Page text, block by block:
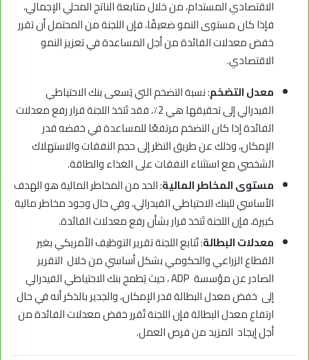
الاقتصادي المستدام، من خلال متابعة الناتج المحلي الإجمالي،
فإذا كان مستوى النمو ضعيفًا، فإن اللجنة من المحتمل أن تقرر
خفض معدلات الفائدة من أجل المساعدة في تعزيز النمو
الاقتصادي.
معدل التضخم: نسبة التضخم التي يَسعى بنك الاحتياطي
الفيدرالي إلى تحقيقها هي 2٪، فقد تَتخذ اللجنة قرار رفع معدلات
الفائدة إذا كان التضخم مرتفعًا للمساعدة في خفضه قدر
الإمكان، وذلك عن طريق النظر إلى حجم النفقات والاستهلاك
الشخصي مع استثناء النفقات على الغذاء والطاقة.
مستوى المخاطر المالية: الحد من المخاطر المالية هو الهدف
الأساسي للبنك الاحتياطي الفيدرالي، وفي حال وجود مخاطر مالية
كبيرة، فإن اللجنة تَتخذ قرار بشأن رفع معدلات الفائدة.
معدلات البطالة: تُتابع اللجنة تقرير التوظيف الأمريكي بغير
القطاع الزراعي والحكومي بشكل أساسي من خلال التقرير
الصادر عن مؤسسة ADP ، حيث يَطمح بنك الاحتياطي الفيدرالي
إلى خفض معدل البطالة قدر الإمكان، والجدير بالذكر أنه في حال
ارتفاع معدل البطالة فإن اللجنة تُقرر خفض معدلات الفائدة من
أجل إيجاد المزيد من فرص العمل.